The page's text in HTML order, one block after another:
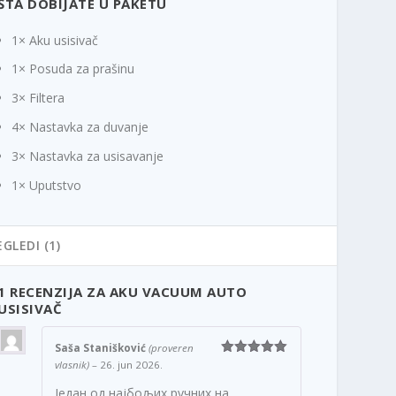
1× Aku usisivač
1× Posuda za prašinu
3× Filtera
4× Nastavka za duvanje
3× Nastavka za usisavanje
1× Uputstvo
(1)
RECENZIJA ZA AKU VACUUM AUTO
Saša Stanišković(proveren
vlasnik) – 26. jun 2026.